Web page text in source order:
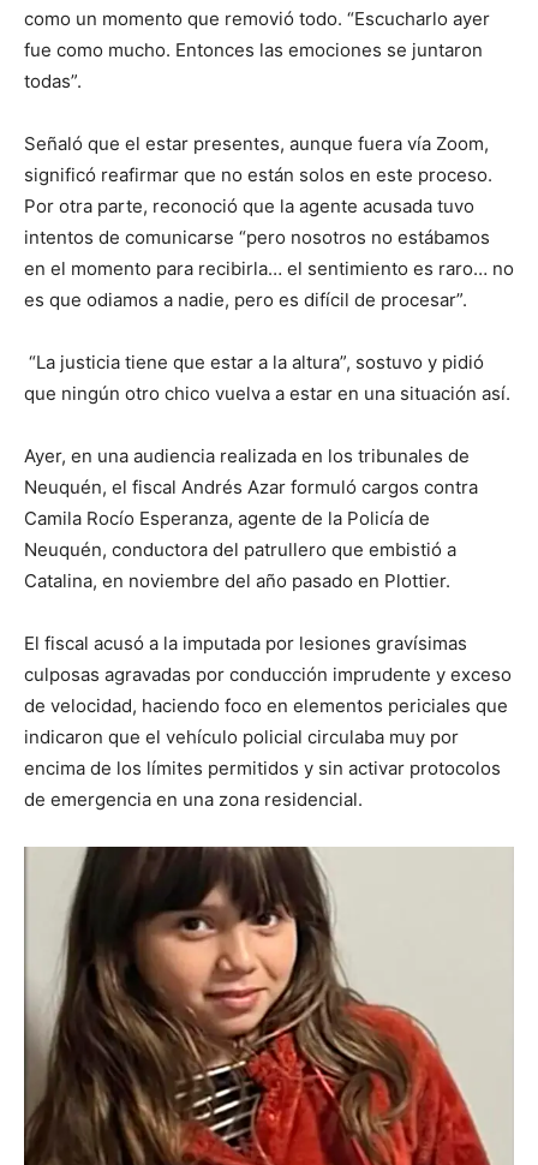
como un momento que removió todo. “Escucharlo ayer
fue como mucho. Entonces las emociones se juntaron
todas”.
Señaló que el estar presentes, aunque fuera vía Zoom,
significó reafirmar que no están solos en este proceso.
Por otra parte, reconoció que la agente acusada tuvo
intentos de comunicarse “pero nosotros no estábamos
en el momento para recibirla… el sentimiento es raro… no
es que odiamos a nadie, pero es difícil de procesar”.
“La justicia tiene que estar a la altura”, sostuvo y pidió
que ningún otro chico vuelva a estar en una situación así.
Ayer, en una audiencia realizada en los tribunales de
Neuquén, el fiscal Andrés Azar formuló cargos contra
Camila Rocío Esperanza, agente de la Policía de
Neuquén, conductora del patrullero que embistió a
Catalina, en noviembre del año pasado en Plottier.
El fiscal acusó a la imputada por lesiones gravísimas
culposas agravadas por conducción imprudente y exceso
de velocidad, haciendo foco en elementos periciales que
indicaron que el vehículo policial circulaba muy por
encima de los límites permitidos y sin activar protocolos
de emergencia en una zona residencial.